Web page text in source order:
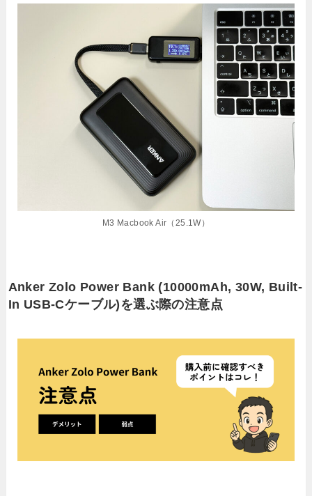
M3 Macbook Air（25.1W）
Anker Zolo Power Bank (10000mAh, 30W, Built-
In USB-Cケーブル)を選ぶ際の注意点